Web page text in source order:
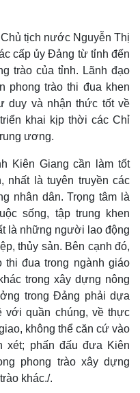
tịch nước Nguyễn Thị
cấp ủy Đảng từ tỉnh đến
trào của tỉnh. Lãnh đạo
phong trào thi đua khen
duy và nhận thức tốt về
khai kịp thời các Chỉ
ương.
Kiên Giang cần làm tốt
nhất là tuyên truyền các
nhân dân. Trọng tâm là
sống, tập trung khen
là những người lao động
thủy sản. Bên cạnh đó,
thi đua trong ngành giáo
trong xây dựng nông
trong Đảng phải dựa
với quần chúng, về thực
không thể căn cứ vào
xét; phấn đấu đưa Kiên
phong trào xây dựng
khác./.